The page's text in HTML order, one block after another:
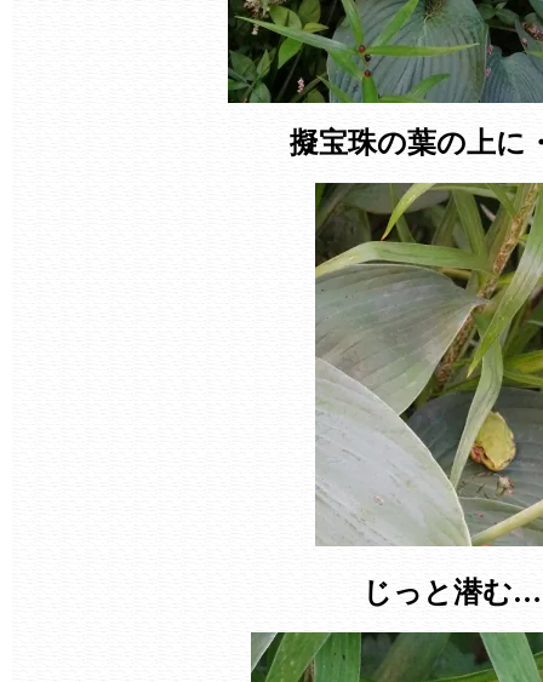
擬宝珠の葉の上に
じっと潜む…